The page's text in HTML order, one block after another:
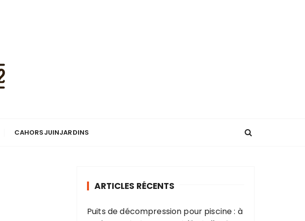
CAHORSJUINJARDINS
ARTICLES RÉCENTS
Puits de décompression pour piscine : à